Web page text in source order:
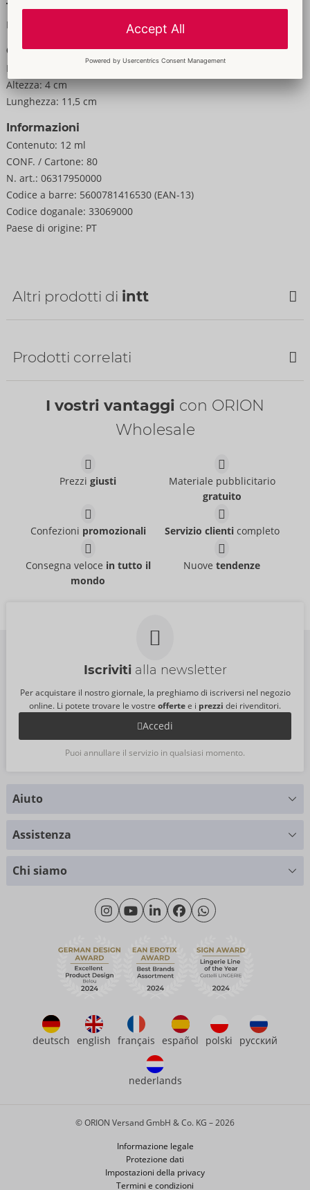
Taglia
Peso:
Confezione
Larghezza:
Altezza: 4 cm
Lunghezza: 11,5 cm
Informazioni
Contenuto: 12 ml
CONF. / Cartone: 80
N. art.: 06317950000
Codice a barre: 5600781416530 (EAN-13)
Codice doganale: 33069000
Paese di origine: PT
Altri prodotti di intt
Suck My Clit
25,95 €
15 ml
Hydra Plus
06316800000
Taglia:100 ml
Prodotti correlati
Deep Throat
06308530000
Blackberry Vibration!
06313960000
I vostri vantaggi con ORION
Wholesale
Prezzigiusti
Materiale pubblicitario
gratuito
Confezioni promozionali Servizio clienticompleto
Consegna veloce in tutto il
mondo
Nuovetendenze
Iscrivitialla newsletter
Per acquistare il nostro giornale, la preghiamo di iscriversi nel negozio
online. Li potete trovare le vostre offertee i prezzi dei rivenditori.
Accedi
Puoi annullare il servizio in qualsiasi momento.
Aiuto
Lunedì - Giovedì: 09:00 - 16:00
Venerdì: 09:00 - 15:00
Assistenza clienti
Domande frequenti (FAQ)
Assistenza
Chi siamo
Riguardo a noi
Sostenibilità
eroFame
deutsch english français español polski русский
nederlands
Informazione legale
Protezione dati
Impostazioni della privacy
Termini e condizioni
© ORION Versand GmbH & Co. KG – 2026